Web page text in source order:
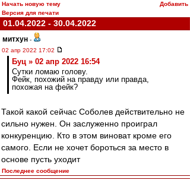
Начать новую тему
Добавить
Версия для печати
01.04.2022 - 30.04.2022
митхун -
02 апр 2022 17:02
Буц » 02 апр 2022 16:54
Сутки ломаю голову.
Фейк, похожий на правду или правда,
похожая на фейк?
Такой какой сейчас Соболев действительно не
сильно нужен. Он заслуженно проиграл
конкуренцию. Кто в этом виноват кроме его
самого. Если не хочет бороться за место в
основе пусть уходит
Последнее сообщение